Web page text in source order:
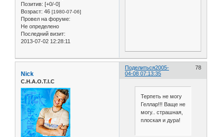
Позитив: [+0/-0]
Возраст: 46 [1980-07-06]
Провел на форуме:
Не определено
Последний визит:
2013-07-02 12:28:11
Поделиться 78
2005-
04-08 07:13:35
Nick
C.H.A.O.T.I.C
Терпеть не могу
Геллар!!! Ваще не
могу.. страшная,
плоская и дура!